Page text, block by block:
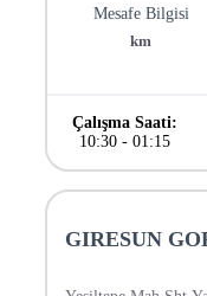
Mesafe Bilgisi
km
Çalışma Saati:
10:30- 01:15
GIRESUN